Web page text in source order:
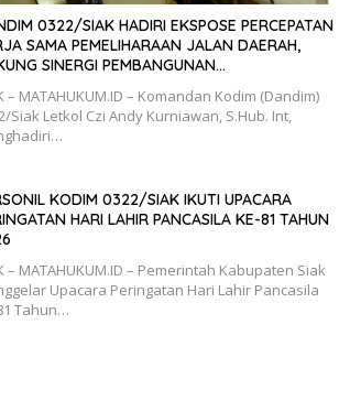
0322/SIAK HADIRI EKSPOSE PERCEPATAN
SAMA PEMELIHARAAN JALAN DAERAH,
SINERGI PEMBANGUNAN
– MATAHUKUM.ID – Komandan Kodim (Dandim)
Siak Letkol Czi Andy Kurniawan, S.Hub. Int,
KODIM 0322/SIAK IKUTI UPACARA
HARI LAHIR PANCASILA KE-81 TAHUN
– MATAHUKUM.ID – Pemerintah Kabupaten Siak
Upacara Peringatan Hari Lahir Pancasila
Tahun…